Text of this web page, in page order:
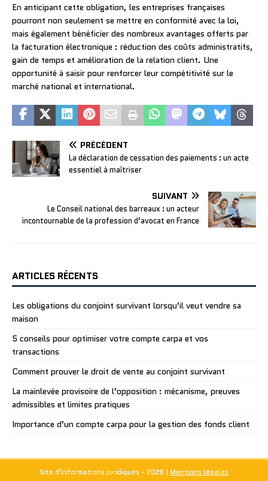
En anticipant cette obligation, les entreprises françaises
pourront non seulement se mettre en conformité avec la loi,
mais également bénéficier des nombreux avantages offerts par
la facturation électronique : réduction des coûts administratifs,
gain de temps et amélioration de la relation client. Une
opportunité à saisir pour renforcer leur compétitivité sur le
marché national et international.
PRÉCÉDENT
La déclaration de cessation des paiements : un acte
essentiel à maîtriser
SUIVANT
Le Conseil national des barreaux : un acteur
incontournable de la profession d’avocat en France
ARTICLES RÉCENTS
Les obligations du conjoint survivant lorsqu’il veut vendre sa
maison
5 conseils pour optimiser votre compte carpa et vos
transactions
Comment prouver le droit de vente au conjoint survivant
La mainlevée provisoire de l’opposition : mécanisme, preuves
admissibles et limites pratiques
Importance d’un compte carpa pour la gestion des fonds client
Site d'informations juridiques - 2026 | Mentions légales